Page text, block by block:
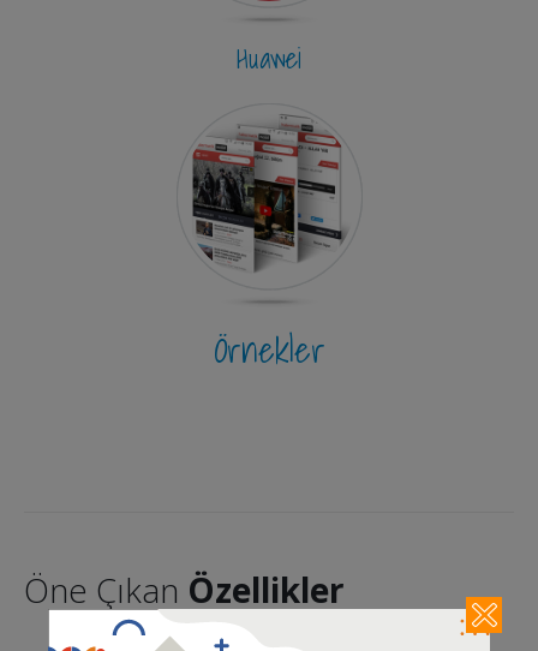
Huawei
Örnekler
Öne Çıkan Özellikler